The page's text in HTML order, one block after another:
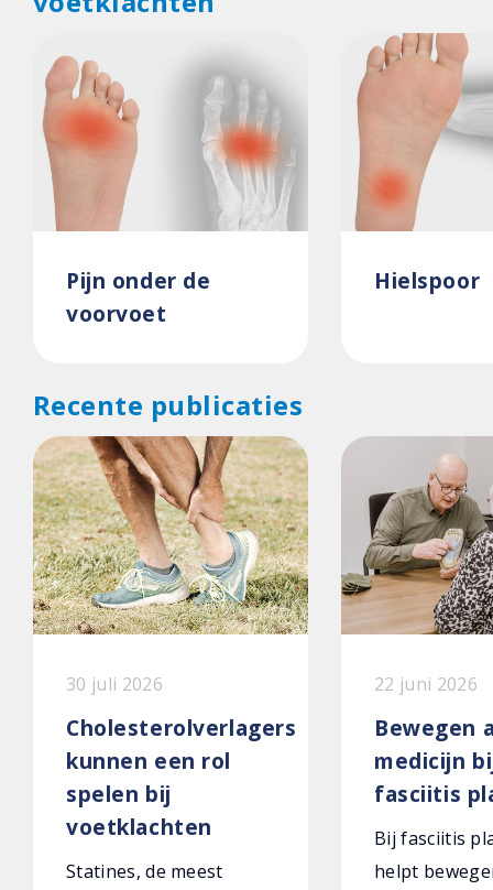
Pijn onder de
voorvoet
Hielspoor
Recente publicaties
30 juli 2026
Cholesterolverlagers
kunnen een rol
spelen bij
voetklachten
Statines, de meest
22 juni 2026
Bewegen
medicijn
fasciitis
Bij fasciitis
helpt